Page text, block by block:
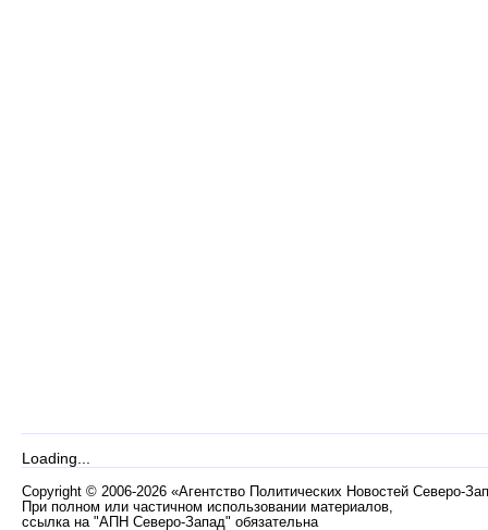
Loading...
Copyright © 2006-2026 «Агентство Политических Новостей Северо-
При полном или частичном использовании материалов,
ссылка на "АПН Северо-Запад" обязательна